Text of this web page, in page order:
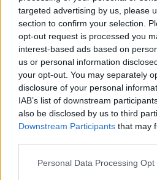
targeted advertising by us, please
section to confirm your selection.
opt-out request is processed you
interest-based ads based on
us or personal information
your opt-out. You may separately
disclosure of your personal
IAB’s list of downstream
also be disclosed by us to third
Downstream Participants that may
Please note that this website/app
Personal Data Processing Opt
Året därpå; 1989 var det
Lahtis. Janne Ottosson
men missade avslutningen
grund av förkylning.
Han reste hem och vi tar
veckan inför hans första
hans träningsdagbok:
27 februari 2.00 – Träning